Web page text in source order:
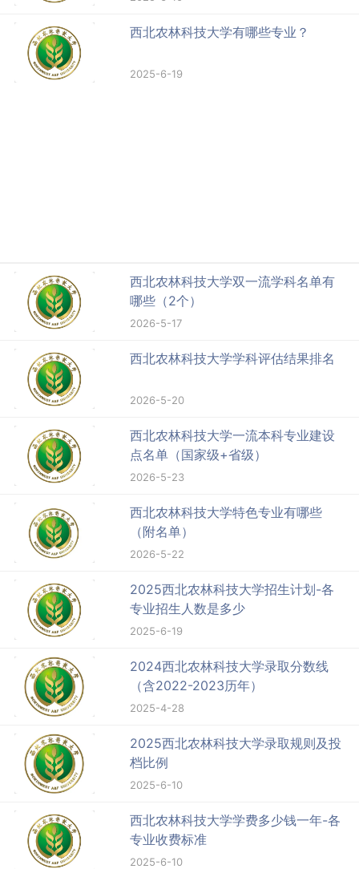
西北农林科技大学有哪些专业？
2025-6-19
西北农林科技大学双一流学科名单有
哪些（2个）
2026-5-17
西北农林科技大学学科评估结果排名
2026-5-20
西北农林科技大学一流本科专业建设
点名单（国家级+省级）
2026-5-23
西北农林科技大学特色专业有哪些
（附名单）
2026-5-22
2025西北农林科技大学招生计划-各
专业招生人数是多少
2025-6-19
2024西北农林科技大学录取分数线
（含2022-2023历年）
2025-4-28
2025西北农林科技大学录取规则及投
档比例
2025-6-10
西北农林科技大学学费多少钱一年-各
专业收费标准
2025-6-10